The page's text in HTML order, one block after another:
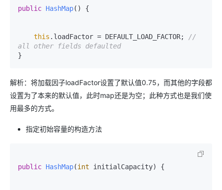
public HashMap() {
this .loadFactor = DEFAULT_LOAD_FACTOR;
//
all other fields defaulted
解析：将加载因子loadFactor设置了默认值0.75，而其他的字段都
设置为了本来的默认值，此时map还是为空；此种方式也是我们使
用最多的方式。
指定初始容量的构造方法
public HashMap(int initialCapacity) {